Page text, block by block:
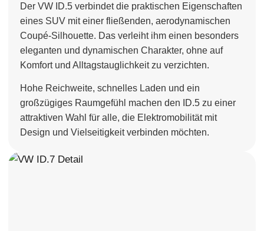
Der VW ID.5 verbindet die praktischen Eigenschaften
eines SUV mit einer fließenden, aerodynamischen
Coupé-Silhouette. Das verleiht ihm einen besonders
eleganten und dynamischen Charakter, ohne auf
Komfort und Alltagstauglichkeit zu verzichten.
Hohe Reichweite, schnelles Laden und ein
großzügiges Raumgefühl machen den ID.5 zu einer
attraktiven Wahl für alle, die Elektromobilität mit
Design und Vielseitigkeit verbinden möchten.